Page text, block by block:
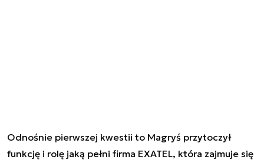
Odnośnie pierwszej kwestii to Magryś przytoczył
funkcję i rolę jaką pełni firma EXATEL, która zajmuje się